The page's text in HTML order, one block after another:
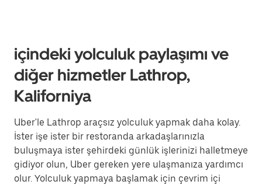
içindeki yolculuk paylaşımı ve
diğer hizmetler Lathrop,
Kaliforniya
Uber'le Lathrop araçsız yolculuk yapmak daha kolay.
İster işe ister bir restoranda arkadaşlarınızla
buluşmaya ister şehirdeki günlük işlerinizi halletmeye
gidiyor olun, Uber gereken yere ulaşmanıza yardımcı
olur. Yolculuk yapmaya başlamak için çevrim içi